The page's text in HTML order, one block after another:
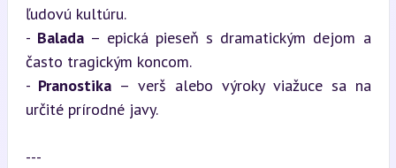
ľudovú kultúru.
- Balada – epická pieseň s dramatickým dejom a
často tragickým koncom.
- Pranostika – verš alebo výroky viažuce sa na
určité prírodné javy.
---